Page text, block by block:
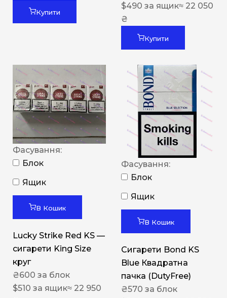
Купити
$490 за ящик≈ 22 050
₴
Купити
Фасування:
Блок
Ящик
В Кошик
Lucky Strike Red KS —
сигарети King Size
круг
₴600 за блок
$510 за ящик≈ 22 950
Фасування:
Блок
Ящик
В Кошик
Сигарети Bond KS
Blue Квадратна
пачка (DutyFree)
₴570 за блок